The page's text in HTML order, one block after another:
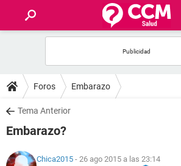
FOROS
SALUD
Foros Embarazo
Tema Anterior
Embarazo?
Chica2015 - 26 ago 2015 a las 23:14